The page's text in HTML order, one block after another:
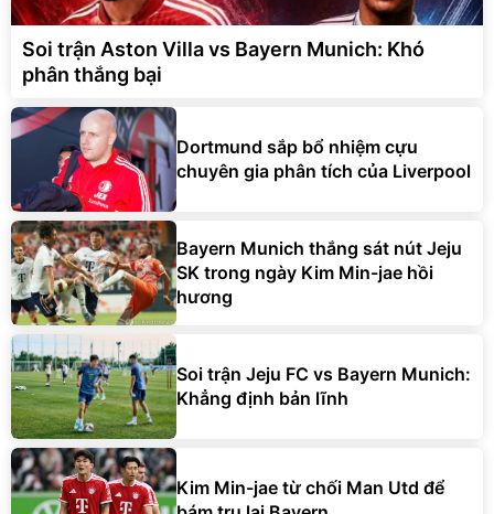
Soi trận Aston Villa vs Bayern Munich: Khó
phân thắng bại
Dortmund sắp bổ nhiệm cựu
chuyên gia phân tích của Liverpool
Bayern Munich thắng sát nút Jeju
SK trong ngày Kim Min-jae hồi
hương
Soi trận Jeju FC vs Bayern Munich:
Khẳng định bản lĩnh
Kim Min-jae từ chối Man Utd để